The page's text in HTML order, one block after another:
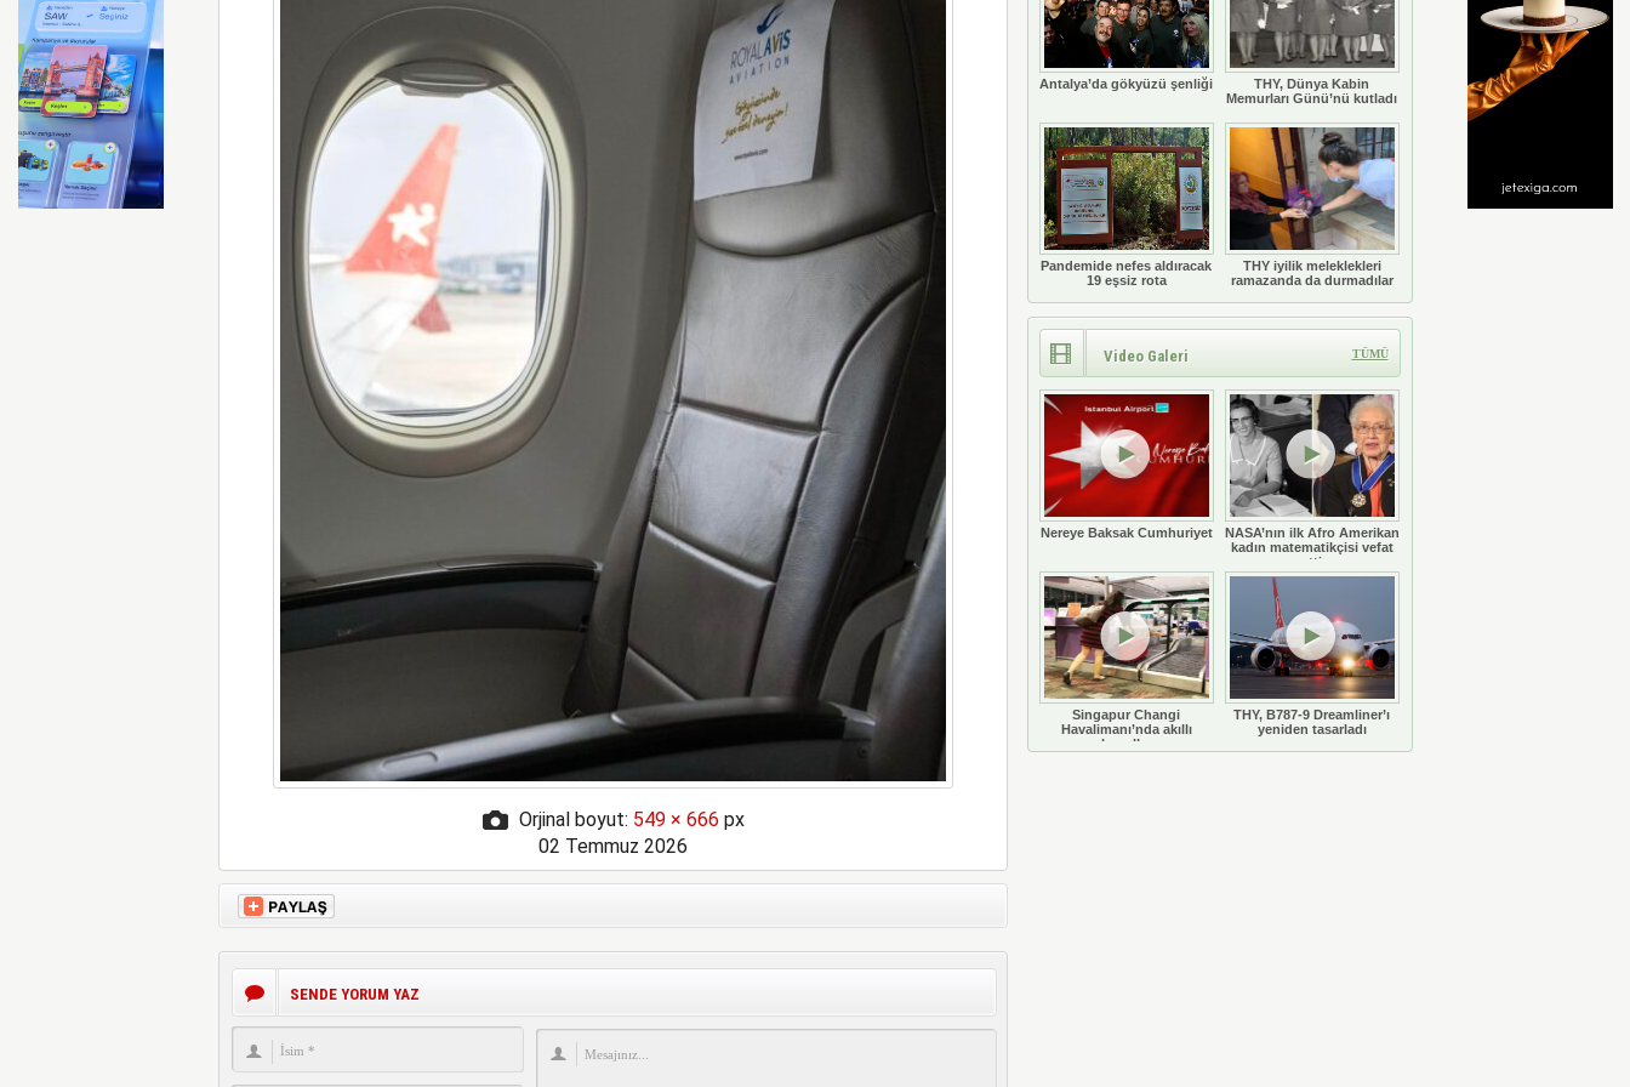
Orjinal boyut: 549 × 666 px
02 Temmuz 2026
SENDE YORUM YAZ
Antalya’da gökyüzü şenliği
THY, Dünya Kabin
Memurları Günü’nü kutladı
Pandemide nefes aldıracak
19 eşsiz rota
THY iyilik meleklekleri
ramazanda da durmadılar
Video Galeri TÜMÜ
Nereye Baksak Cumhuriyet
NASA’nın ilk Afro Amerikan
kadın matematikçisi vefat
etti
Singapur Changi
Havalimanı’nda akıllı
bavullar
THY, B787-9 Dreamliner’ı
yeniden tasarladı